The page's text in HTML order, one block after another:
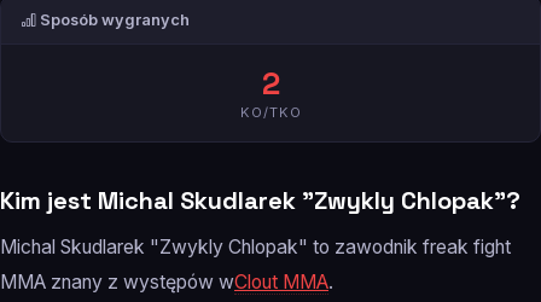
Sposób wygranych
2
KO/TKO
Kim jest Michal Skudlarek "Zwykly Chlopak"?
Michal Skudlarek "Zwykly Chlopak" to zawodnik freak fight
MMA znany z występów wClout MMA.